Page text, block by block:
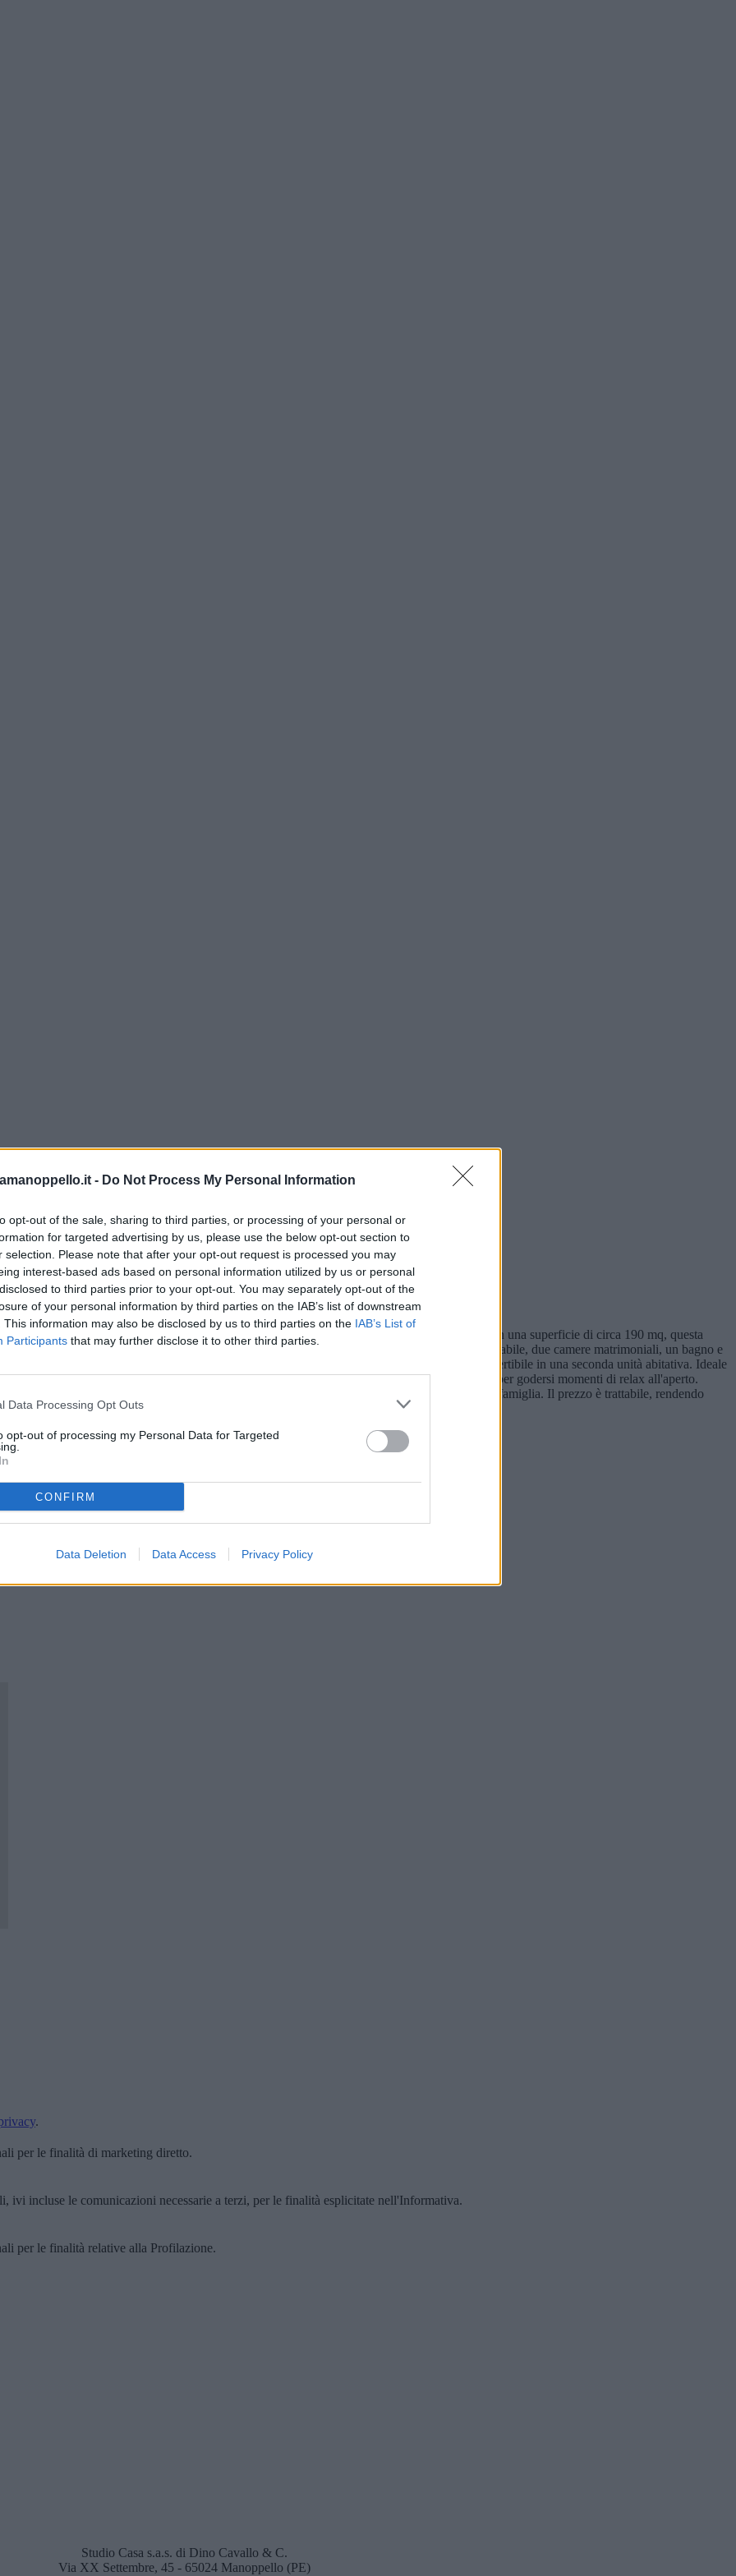
- Do Not Process My Personal Information
opt-out of the sale, sharing to third parties, or processing of your personal or
for targeted advertising by us, please use the below opt-out section to
selection. Please note that after your opt-out request is processed you may
interest-based ads based on personal information utilized by us or personal
to third parties prior to your opt-out. You may separately opt-out of the
of your personal information by third parties on the IAB’s list of downstream
This information may also be disclosed by us to third parties on the IAB’s List of
Participants that may further disclose it to other third parties.
Data Processing Opt Outs
opt-out of processing my Personal Data for Targeted
CONFIRM
Data Deletion Data Access Privacy Policy
splendida villa singola su due livelli, perfetta per chi cerca spazio, comfort e versatilità. Con una superficie di circa 190 mq, questa
Al piano rialzato, troverai un accogliente ingresso, un luminoso soggiorno, una cucina abitabile, due camere matrimoniali, un bagno e
con ingresso indipendente, taverna, camera da letto, bagno e due cantine, è facilmente convertibile in una seconda unità abitativa. Ideale
un garage con rimessa attrezzi e una corte esterna recintata di circa 1200 mq, perfetta per godersi momenti di relax all'aperto.
un'opportunità unica. Con 8 locali, 2 bagni, terrazza e balcone, è pronta ad accogliere la tua famiglia. Il prezzo è trattabile, rendendo
un ambiente sereno e spazioso. Contattaci per maggiori dettagli!
.
per le finalità di marketing diretto.
ivi incluse le comunicazioni necessarie a terzi, per le finalità esplicitate nell'Informativa.
per le finalità relative alla Profilazione.
Studio Casa s.a.s. di Dino Cavallo & C.
Via XX Settembre, 45 - 65024 Manoppello (PE)